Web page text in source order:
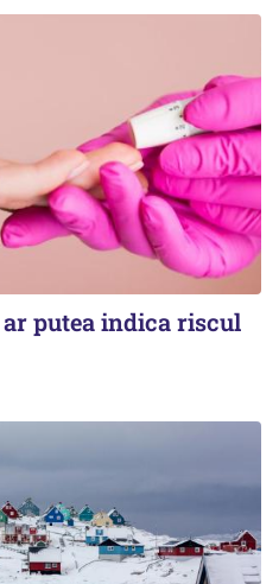
putea indica riscul